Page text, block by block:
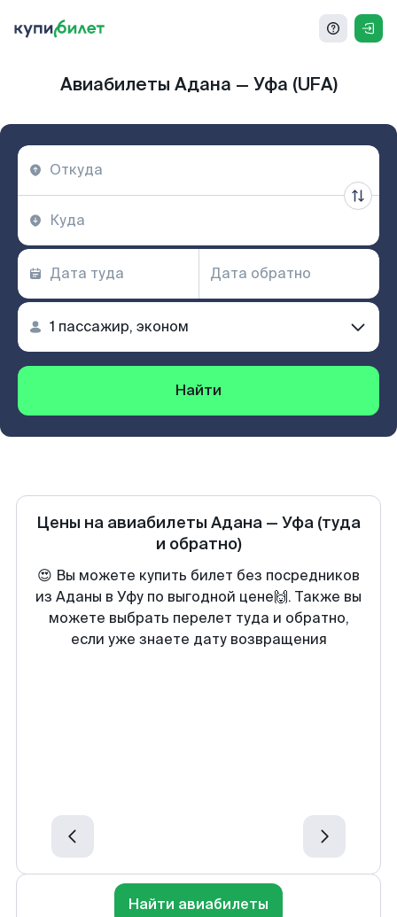
Авиабилеты Адана — Уфа (UFA)
Найти
Цены на авиабилеты Адана — Уфа (туда
и обратно)
😍 Вы можете купить билет без посредников
из Аданы в Уфу по выгодной цене🙌. Также вы
можете выбрать перелет туда и обратно,
если уже знаете дату возвращения
Найти авиабилеты